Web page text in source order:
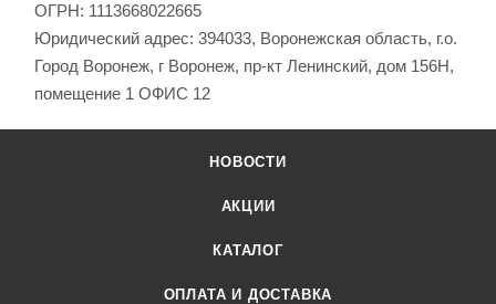
ОГРН: 1113668022665
Юридический адрес: 394033, Воронежская область, г.о.
Город Воронеж, г Воронеж, пр-кт Ленинский, дом 156Н,
помещение 1 ОФИС 12
НОВОСТИ
АКЦИИ
КАТАЛОГ
ОПЛАТА И ДОСТАВКА